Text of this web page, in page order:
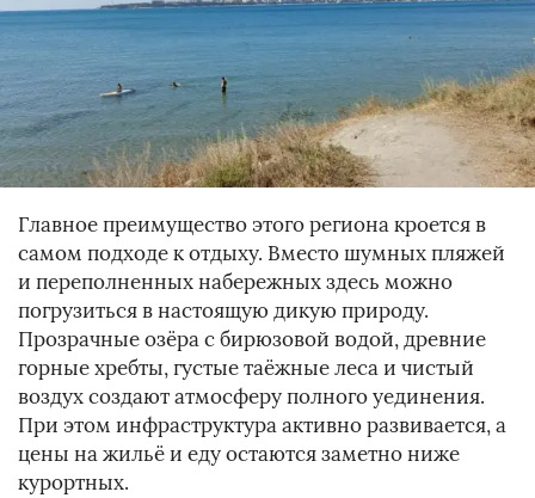
Главное преимущество этого региона кроется в
самом подходе к отдыху. Вместо шумных пляжей
и переполненных набережных здесь можно
погрузиться в настоящую дикую природу.
Прозрачные озёра с бирюзовой водой, древние
горные хребты, густые таёжные леса и чистый
воздух создают атмосферу полного уединения.
При этом инфраструктура активно развивается, а
цены на жильё и еду остаются заметно ниже
курортных.